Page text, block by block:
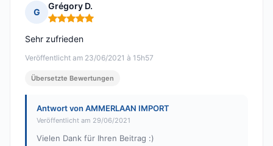
G
Grégory D.
Hinweis: 5 von 5
Veröffentlicht am 23/06/2021 à 15h57
Sehr zufrieden
Übersetzte Bewertungen
Antwort von AMMERLAAN IMPORT
Veröffentlicht am 29/06/2021
Vielen Dank für Ihren Beitrag :)